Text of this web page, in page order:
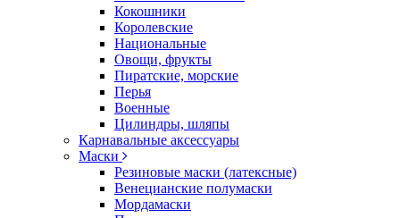
Кокошники
Королевские
Национальные
Овощи, фрукты
Пиратские, морские
Перья
Военные
Цилиндры, шляпы
Карнавальные аксессуары
Маски
Резиновые маски (латексные)
Венецианские полумаски
Мордамаски